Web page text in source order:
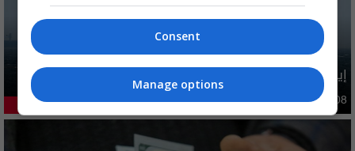
إيران تطرح 6 شروط مقابل فتح هرمز بينها تتعلق بالعراق
دوليات 43.07% 09:47 | 2026-08-08
Consent
Manage options